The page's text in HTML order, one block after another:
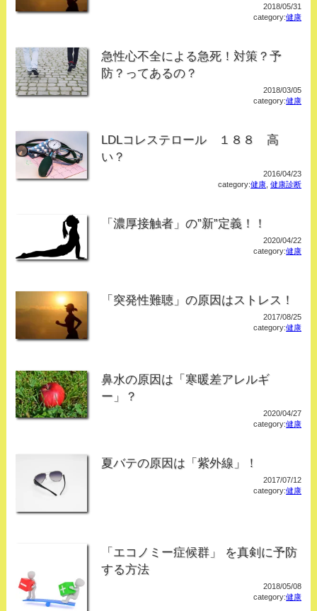
2018/05/31
category:健康
急性心不全による急死！対策？予
防？ってあるの？
2018/03/05
category:健康
LDLコレステロール １８８ 高
い？
2016/04/23
category:健康 ,健康診断
「濃厚接触者」の”新”定義！！
2020/04/22
category:健康
「突発性難聴」の原因はストレス！
2017/08/25
category:健康
鼻水の原因は「寒暖差アレルギ
ー」？
2020/04/27
category:健康
夏バテの原因は「紫外線」！
2017/07/12
category:健康
「エコノミー症候群」 を真剣に予防
する方法
2018/05/08
category:健康